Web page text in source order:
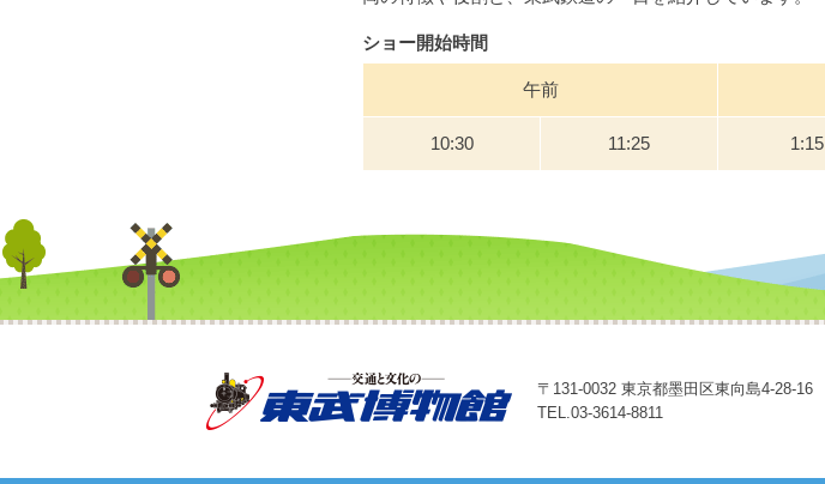
ショー開始時間
午前
10:30 11:25 1:15
〒131-0032 東京都墨田区東向島4-28-16
TEL.03-3614-8811